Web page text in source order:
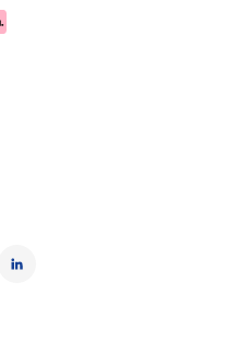
LinkedIn